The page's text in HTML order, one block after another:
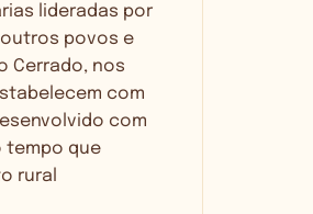
lideradas por
povos e
Cerrado, nos
com
com
tempo que
rural